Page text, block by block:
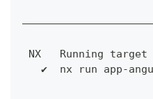
NX   Running
✔  nx run app-